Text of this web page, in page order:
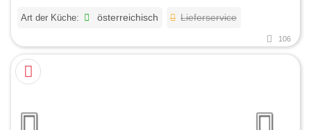
Art der Küche: österreichisch Lieferservice
106